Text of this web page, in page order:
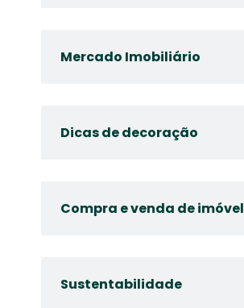
Mercado Imobiliário
Dicas de decoração
Compra e venda de imóvel
Sustentabilidade